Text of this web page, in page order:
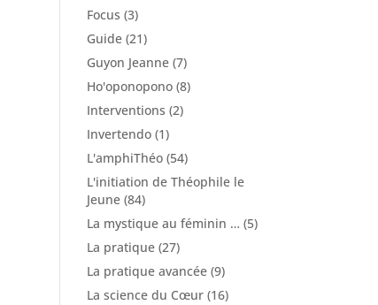
Focus (3)
Guide (21)
Guyon Jeanne (7)
Ho'oponopono (8)
Interventions (2)
Invertendo (1)
L'amphiThéo (54)
L'initiation de Théophile le
Jeune (84)
La mystique au féminin … (5)
La pratique (27)
La pratique avancée (9)
La science du Cœur (16)